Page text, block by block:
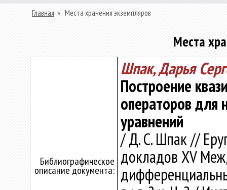
Главная » Места хранения экземпляров
Места
Библиографическое
описание документа:
Шпак, Дарья
Построение
операторов
уравнений
/ Д. С. Шпак //
докладов XV